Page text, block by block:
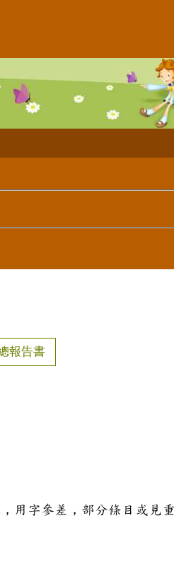
報告書
用字參差，部分條目或見